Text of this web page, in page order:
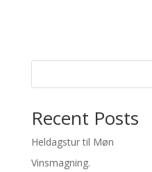
Recent Posts
Heldagstur til Møn
Vinsmagning.